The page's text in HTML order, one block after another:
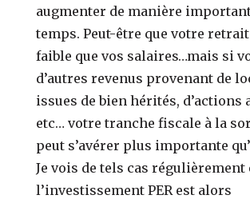
augmenter de manière
temps. Peut-être que votre
faible que vos salaires…mais si
d’autres revenus provenant de
issues de bien hérités, d’actions
etc… votre tranche fiscale à la
peut s’avérer plus importante
Je vois de tels cas régulièrement
l’investissement PER est alors